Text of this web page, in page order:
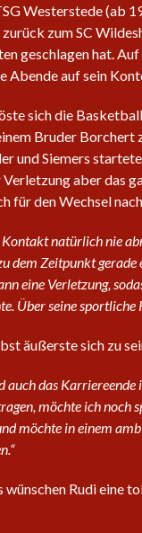
Westerstede (ab
zum SC
geschlagen hat.
Abende auf sein
sich die
Bruder
und Siemers
aber das
für den Wechsel
Kontakt natürlich nie
dem Zeitpunkt gerade
eine Verletzung,
Über seine sportliche
äußerste sich zu
auch das
möchte ich noch
möchte in einem
wünschen Rudi eine